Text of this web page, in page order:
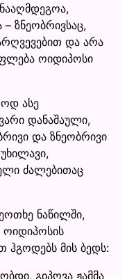
– ზნეობრივსაც,
და არა
ოიდიპოსი
ასე
დანაშაული,
და ზნეობრივი
ძალებითაც
ნაწილში,
ოიდიპოსის
ჰგოდებს მის ბედს:
გიპოვა ჟამმა